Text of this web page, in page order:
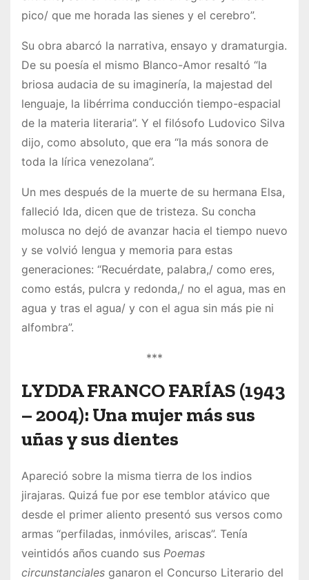
pico/ que me horada las sienes y el cerebro”.
Su obra abarcó la narrativa, ensayo y dramaturgia.
De su poesía el mismo Blanco-Amor resaltó “la
briosa audacia de su imaginería, la majestad del
lenguaje, la libérrima conducción tiempo-espacial
de la materia literaria”. Y el filósofo Ludovico Silva
dijo, como absoluto, que era “la más sonora de
toda la lírica venezolana”.
Un mes después de la muerte de su hermana Elsa,
falleció Ida, dicen que de tristeza. Su concha
molusca no dejó de avanzar hacia el tiempo nuevo
y se volvió lengua y memoria para estas
generaciones: “Recuérdate, palabra,/ como eres,
como estás, pulcra y redonda,/ no el agua, mas en
agua y tras el agua/ y con el agua sin más pie ni
alfombra”.
***
LYDDA FRANCO FARÍAS (1943
– 2004): Una mujer más sus
uñas y sus dientes
Apareció sobre la misma tierra de los indios
jirajaras. Quizá fue por ese temblor atávico que
desde el primer aliento presentó sus versos como
armas “perfiladas, inmóviles, ariscas”. Tenía
veintidós años cuando sus Poemas
circunstanciales ganaron el Concurso Literario del